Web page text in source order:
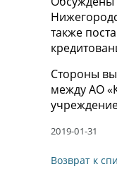
также
Стороны
между АО
2019-01-31
Возврат к